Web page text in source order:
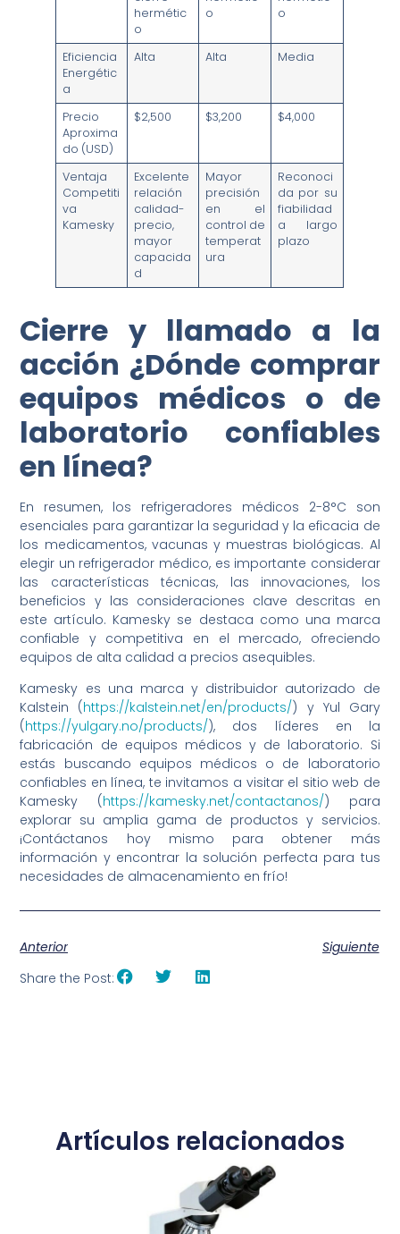
hermétic
o
o
o
Eficiencia
Energétic
a
Alta Alta Media
Precio
Aproxima
do (USD)
$2,500 $3,200 $4,000
Ventaja
Competiti
va
Kamesky
Excelente
relación
calidad-
precio,
mayor
capacida
d
Mayor
precisión
en el
control de
temperat
ura
Reconoci
da por su
fiabilidad
a largo
plazo
Cierre y llamado a la
acción ¿Dónde comprar
equipos médicos o de
laboratorio confiables
en línea?
En resumen, los refrigeradores médicos 2-8°C son
esenciales para garantizar la seguridad y la eficacia de
los medicamentos, vacunas y muestras biológicas. Al
elegir un refrigerador médico, es importante considerar
las características técnicas, las innovaciones, los
beneficios y las consideraciones clave descritas en
este artículo. Kamesky se destaca como una marca
confiable y competitiva en el mercado, ofreciendo
equipos de alta calidad a precios asequibles.
Kamesky es una marca y distribuidor autorizado de
Kalstein (https://kalstein.net/en/products/) y Yul Gary
(https://yulgary.no/products/), dos líderes en la
fabricación de equipos médicos y de laboratorio. Si
estás buscando equipos médicos o de laboratorio
confiables en línea, te invitamos a visitar el sitio web de
Kamesky (https://kamesky.net/contactanos/) para
explorar su amplia gama de productos y servicios.
¡Contáctanos hoy mismo para obtener más
información y encontrar la solución perfecta para tus
necesidades de almacenamiento en frío!
Anterior
Siguiente
Share the Post:
Artículos relacionados